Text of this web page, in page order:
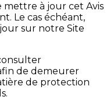
mettre à jour cet Avis
Le cas échéant,
sur notre Site
de demeurer
de protection